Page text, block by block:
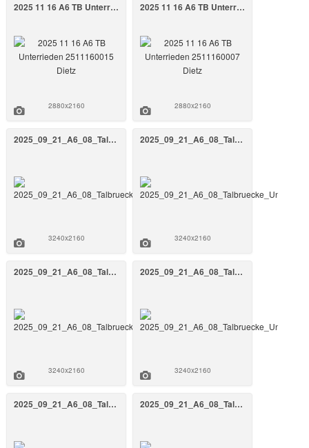
2025 11 16 A6 TB Unterrieden 2511160015 Dietz
2880x2160
2025 11 16 A6 TB Unterrieden 2511160007 Dietz
2880x2160
2025_09_21_A6_08_Talbruecke_Unterrieden_BW_808a_September_2025_40_FrankenAir.jpg
3240x2160
2025_09_21_A6_08_Talbruecke_Unterrieden_BW_808a_September_2025_39_FrankenAir.jpg
3240x2160
2025_09_21_A6_08_Talbruecke_Unterrieden_BW_808a_September_2025_38_FrankenAir.jpg
3240x2160
2025_09_21_A6_08_Talbruecke_Unterrieden_BW_808a_September_2025_37_FrankenAir.jpg
3240x2160
2025_09_21_A6_08_Talbruecke_Unterrieden_BW_808a_September_2025_36_FrankenAir.jpg 2025_09_21_A6_08_Talbruecke_Unterrieden_BW_808a_September_2025_34_FrankenAir.jpg